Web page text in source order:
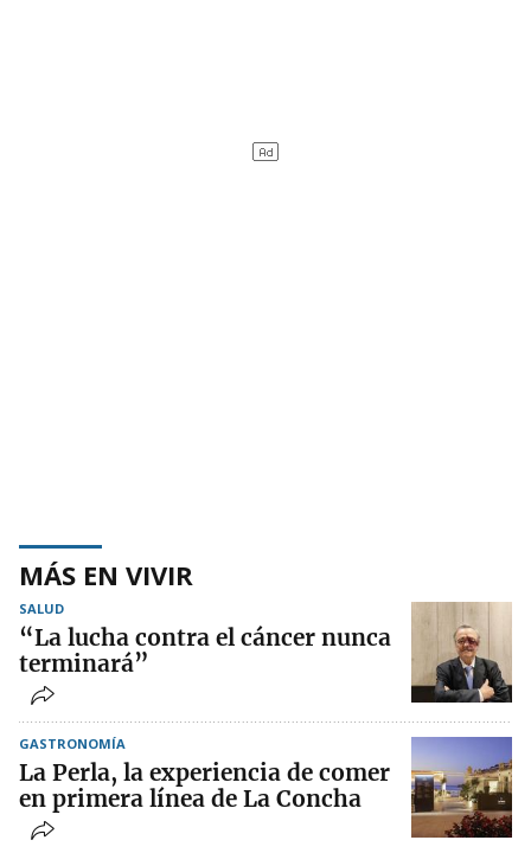
MÁS EN VIVIR
SALUD
“La lucha contra el cáncer nunca
terminará”
GASTRONOMÍA
La Perla, la experiencia de comer
en primera línea de La Concha